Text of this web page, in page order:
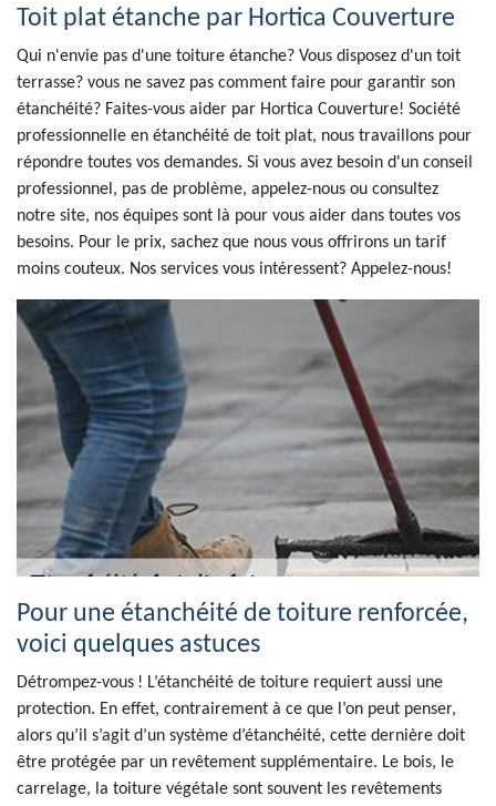
Toit plat étanche par Hortica Couverture
Qui n'envie pas d'une toiture étanche? Vous disposez d'un toit
terrasse? vous ne savez pas comment faire pour garantir son
étanchéité? Faites-vous aider par Hortica Couverture! Société
professionnelle en étanchéité de toit plat, nous travaillons pour
répondre toutes vos demandes. Si vous avez besoin d'un conseil
professionnel, pas de problème, appelez-nous ou consultez
notre site, nos équipes sont là pour vous aider dans toutes vos
besoins. Pour le prix, sachez que nous vous offrirons un tarif
moins couteux. Nos services vous intéressent? Appelez-nous!
Pour une étanchéité de toiture renforcée,
voici quelques astuces
Détrompez-vous ! L’étanchéité de toiture requiert aussi une
protection. En effet, contrairement à ce que l’on peut penser,
alors qu’il s’agit d’un système d’étanchéité, cette dernière doit
être protégée par un revêtement supplémentaire. Le bois, le
carrelage, la toiture végétale sont souvent les revêtements